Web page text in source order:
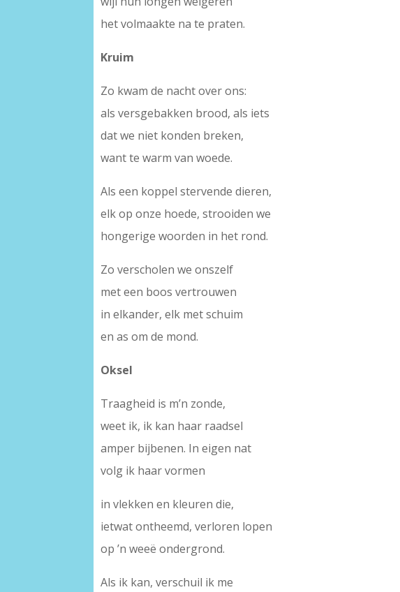
het volmaakte na te praten.
Kruim
Zo kwam de nacht over ons:
als versgebakken brood, als iets
dat we niet konden breken,
want te warm van woede.
Als een koppel stervende dieren,
elk op onze hoede, strooiden we
hongerige woorden in het rond.
Zo verscholen we onszelf
met een boos vertrouwen
in elkander, elk met schuim
en as om de mond.
Oksel
Traagheid is m’n zonde,
weet ik, ik kan haar raadsel
amper bijbenen. In eigen nat
volg ik haar vormen
in vlekken en kleuren die,
ietwat ontheemd, verloren lopen
op ’n weeë ondergrond.
Als ik kan, verschuil ik me